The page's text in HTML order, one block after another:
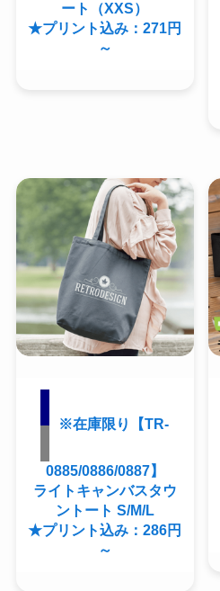
ート（XXS）
★プリント込み：271円
～
※在庫限り【TR-
0885/0886/0887】
ライトキャンバスタウ
ントート S/M/L
★プリント込み：286円
～